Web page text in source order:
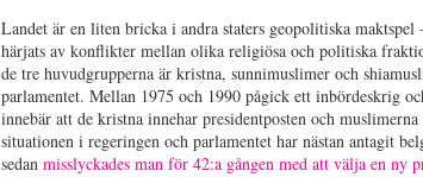
Landet är en liten bricka i andra staters geopolitiska
härjats av konflikter mellan olika religiösa och politiska
de tre huvudgrupperna är kristna, sunnimuslimer och
parlamentet. Mellan 1975 och 1990 pågick ett inbördeskrig
innebär att de kristna innehar presidentposten och
situationen i regeringen och parlamentet har nästan antagit
sedanmisslyckades man för 42:a gången med att välja en ny